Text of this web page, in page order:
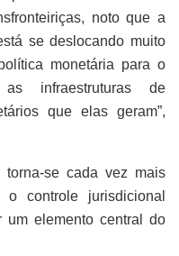
noto que a
se deslocando muito
monetária para o
infraestruturas de
que elas geram”,
torna-se cada vez mais
controle jurisdicional
elemento central do